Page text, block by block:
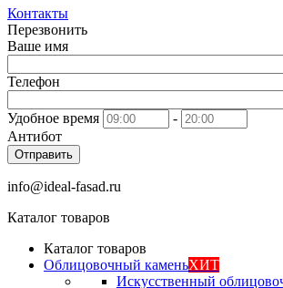
Контакты
Перезвонить
Ваше имя
Телефон
Удобное время
-
Антибот
Отправить
info@ideal-fasad.ru
Каталог товаров
Каталог товаров
Облицовочный каменьХИТ
Искусственный